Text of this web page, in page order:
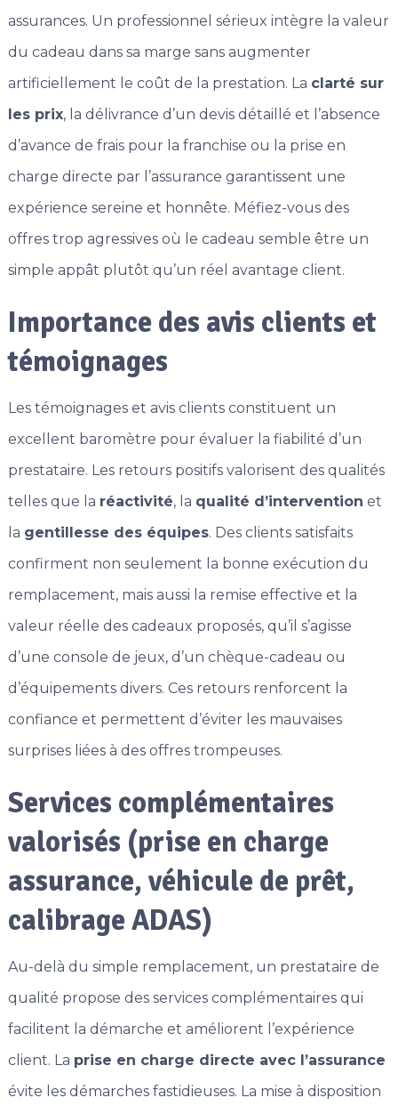
assurances. Un professionnel sérieux intègre la valeur
du cadeau dans sa marge sans augmenter
artificiellement le coût de la prestation. La clarté sur
les prix, la délivrance d’un devis détaillé et l’absence
d’avance de frais pour la franchise ou la prise en
charge directe par l’assurance garantissent une
expérience sereine et honnête. Méfiez-vous des
offres trop agressives où le cadeau semble être un
simple appât plutôt qu’un réel avantage client.
Importance des avis clients et
témoignages
Les témoignages et avis clients constituent un
excellent baromètre pour évaluer la fiabilité d’un
prestataire. Les retours positifs valorisent des qualités
telles que la réactivité, la qualité d’intervention et
la gentillesse des équipes. Des clients satisfaits
confirment non seulement la bonne exécution du
remplacement, mais aussi la remise effective et la
valeur réelle des cadeaux proposés, qu’il s’agisse
d’une console de jeux, d’un chèque-cadeau ou
d’équipements divers. Ces retours renforcent la
confiance et permettent d’éviter les mauvaises
surprises liées à des offres trompeuses.
Services complémentaires
valorisés (prise en charge
assurance, véhicule de prêt,
calibrage ADAS)
Au-delà du simple remplacement, un prestataire de
qualité propose des services complémentaires qui
facilitent la démarche et améliorent l’expérience
client. La prise en charge directe avec l’assurance
évite les démarches fastidieuses. La mise à disposition